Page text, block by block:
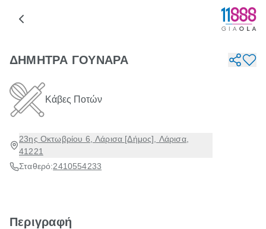
ΔΗΜΗΤΡΑ ΓΟΥΝΑΡΑ
Κάβες Ποτών
23ης Οκτωβρίου 6, Λάρισα [Δήμος], Λάρισα,
41221
Σταθερό:2410554233
Περιγραφή